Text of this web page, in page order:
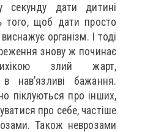
секунду дати дитині
того, щоб дати просто
організм. І тоді
знову ж починає
злий жарт,
нав’язливі бажання.
піклуються про інших,
про себе, частіше
Також неврозами